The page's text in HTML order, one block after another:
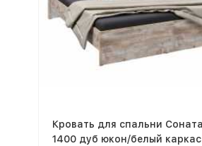
Кровать для спальни Соната
1400 дуб юкон/белый каркас